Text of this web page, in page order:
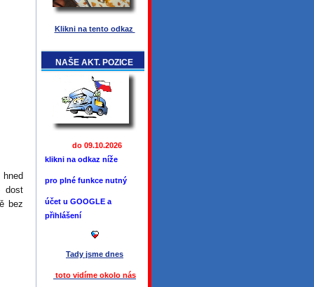
Klikni na tento odkaz
NAŠE AKT. POZICE
do 09.10.2026
klikni na odkaz níže
pro plné funkce nutný
účet u GOOGLE a
přihlášení
Tady jsme dnes
toto vidíme okolo nás
dost
bez